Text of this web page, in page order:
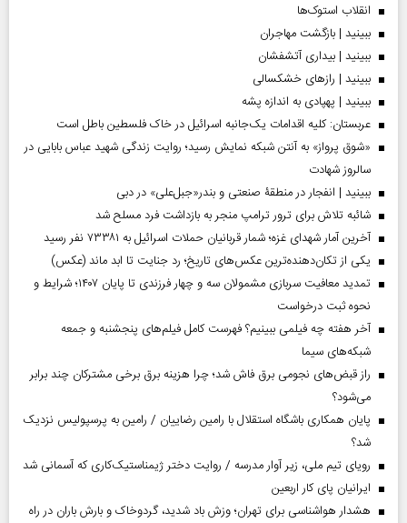
انقلاب استوک‌ها
ببینید | بازگشت مهاجران
ببینید | بیداری آتشفشان
ببینید | رازهای خشکسالی
ببینید | پهپادی به اندازه پشه
عربستان: کلیه اقدامات یک‌جانبه اسرائیل در خاک فلسطین باطل است
«شوق پرواز» به آنتن شبکه نمایش رسید؛ روایت زندگی شهید عباس بابایی در
سالروز شهادت
ببینید | انفجار در منطقۀ صنعتی و بندر«جبل‌علی» در دبی
شائبه تلاش برای ترور ترامپ منجر به بازداشت فرد مسلح شد
آخرین آمار شهدای غزه؛ شمار قربانیان حملات اسرائیل به ۷۳۳۸۱ نفر رسید
یکی از تکان‌دهنده‌ترین عکس‌های تاریخ؛ رد جنایت تا ابد ماند (عکس)
تمدید معافیت سربازی مشمولان سه و چهار فرزندی تا پایان ۱۴۰۷؛ شرایط و
نحوه ثبت درخواست
آخر هفته چه فیلمی ببینیم؟ فهرست کامل فیلم‌های پنجشنبه و جمعه
شبکه‌های سیما
راز قبض‌های نجومی برق فاش شد؛ چرا هزینه برق برخی مشترکان چند برابر
می‌شود؟
پایان همکاری باشگاه استقلال با رامین رضاییان / رامین به پرسپولیس نزدیک
شد؟
رویای تیم ملی، زیر آوار مدرسه / روایت دختر ژیمناستیک‌کاری که آسمانی شد
ایرانیان پای کار اربعین
هشدار هواشناسی برای تهران؛ وزش باد شدید، گردوخاک و بارش باران در راه